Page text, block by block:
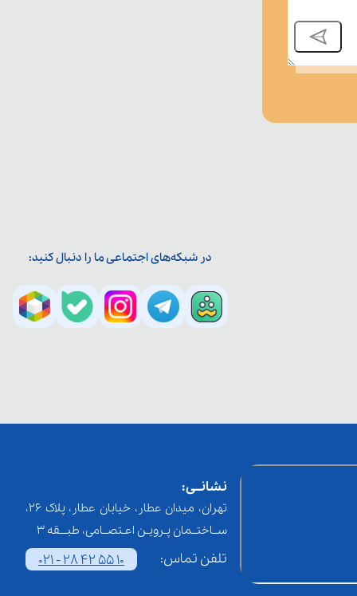
در شبکه‌های اجتماعی ما را دنبال کنید:
نشانــی:
تهران، میدان عطار، خیابان عطار، پلاک 26،
ســاختــمان پـرویـن اعـتصــامی، طبـــقه 3
تلفن تماس: 021 - 28 42 55 10